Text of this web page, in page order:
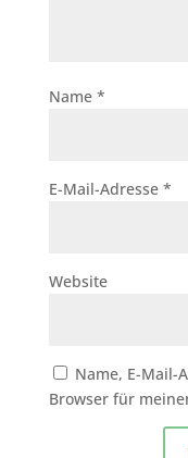
Name *
E-Mail-Adresse *
Website
Name, E-Mail-
Browser für